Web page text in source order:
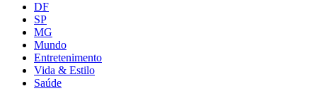
DF
SP
MG
Mundo
Entretenimento
Vida & Estilo
Saúde